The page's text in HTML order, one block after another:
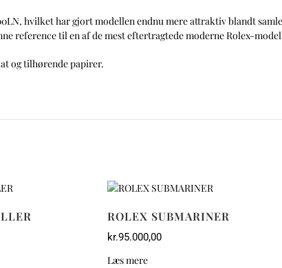
hvilket har gjort modellen endnu mere attraktiv blandt
reference til en af de mest eftertragtede moderne Rolex-
og tilhørende papirer.
ROLEX SUBMARINER
kr.95.000,00
Læs mere